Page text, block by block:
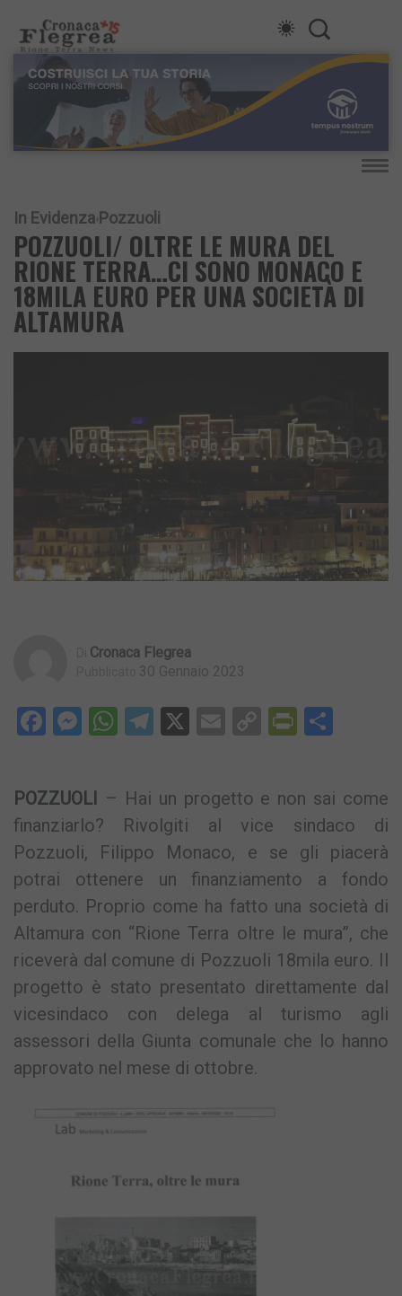
In Evidenza Pozzuoli
POZZUOLI/ OLTRE LE MURA DEL
RIONE TERRA…CI SONO MONACO E
18MILA EURO PER UNA SOCIETÀ DI
ALTAMURA
Cronaca Flegrea
30 Gennaio 2023
Facebook
Messenger
WhatsApp
Telegram
X EmailCopy
POZZUOLI
– Hai un progetto e non sai come
finanziarlo? Rivolgiti al vice sindaco di
Pozzuoli, Filippo Monaco, e se gli piacerà
potrai ottenere un finanziamento a fondo
perduto. Proprio come ha fatto una società di
Altamura con “Rione Terra oltre le mura”, che
riceverà dal comune di Pozzuoli 18mila euro. Il
progetto è stato presentato direttamente dal
vicesindaco con delega al turismo agli
assessori della Giunta comunale che lo hanno
approvato nel mese di ottobre.